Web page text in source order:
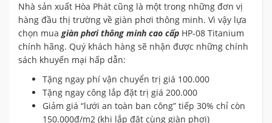
Nhà sản xuất Hòa Phát cũng là một trong những đơn vị
hàng đầu thị trường về giàn phơi thông minh. Vì vậy lựa
chọn mua giàn phơi thông minh cao cấp HP-08 Titanium
chính hãng. Quý khách hàng sẽ nhận được những chính
sách khuyến mại hấp dẫn:
Tặng ngay phí vận chuyển trị giá 100.000
Tặng ngay công lắp đặt trị giá 200.000
Giảm giá “lưới an toàn ban công” tiếp 30% chỉ còn
150.000đ/m2 (khi lắp đặt cùng giàn phơi)